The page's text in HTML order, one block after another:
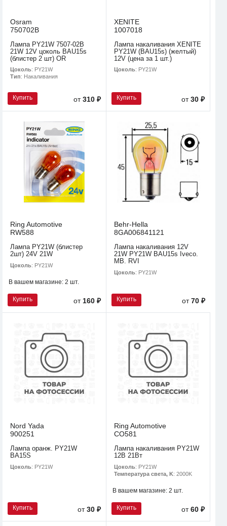
Osram
750702B
Лампа PY21W 7507-02B
21W 12V цоколь BAU15s
(блистер 2 шт) OR
Цоколь: PY21W
Тип: Накаливания
Купить от310 ₽
XENITE
1007018
Лампа накаливания XENITE
PY21W (BAU15s) (желтый)
12V (цена за 1 шт.)
Цоколь: PY21W
Купить от30 ₽
Ring Automotive
RW588
Лампа PY21W (блистер
2шт) 24V 21W
Цоколь: PY21W
В вашем магазине: 2 шт.
Купить от 160 ₽
Behr-Hella
8GA006841121
Лампа накаливания 12V
21W PY21W BAU15s Iveco.
MB. RVI
Цоколь: PY21W
Купить от70 ₽
Nord Yada
900251
Лампа оранж. PY21W
BA15S
Цоколь: PY21W
Купить от30 ₽
Ring Automotive
CO581
Лампа накаливания PY21W
12В 21Вт
Цоколь: PY21W
Температура света, K: 2000K
В вашем магазине: 2 шт.
Купить от60 ₽